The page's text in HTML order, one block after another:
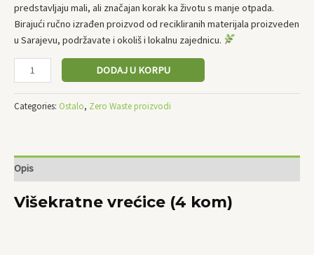
predstavljaju mali, ali značajan korak ka životu s manje otpada.
Birajući ručno izrađen proizvod od recikliranih materijala proizveden
u Sarajevu, podržavate i okoliš i lokalnu zajednicu.
DODAJ U KORPU
Categories: Ostalo, Zero Waste proizvodi
Opis
Višekratne vrećice (4 kom)